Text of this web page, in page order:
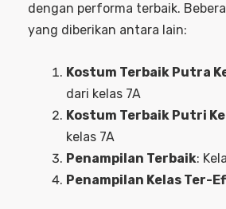
dengan performa terbaik.
yang diberikan antara lain:
Kostum Terbaik Putra
dari kelas 7A
Kostum Terbaik Putri
kelas 7A
Penampilan Terbaik:
Penampilan Kelas Ter-